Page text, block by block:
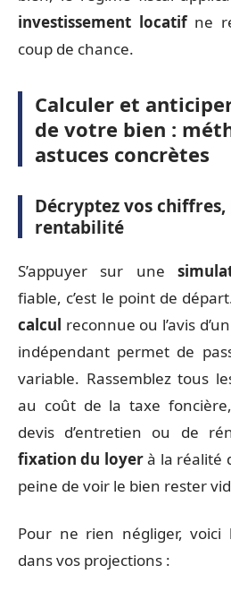
investissement locatifne
coup de chance.
Calculer et
de votre bien :
astuces concrètes
Décryptez vos
rentabilité
S’appuyer sur une
fiable, c’est le point de
calcul reconnue ou l’avis
indépendant permet de
variable. Rassemblez tous
au coût de la taxe
devis d’entretien ou de
fixation du loyerà la réalité
peine de voir le bien rester
Pour ne rien négliger,
dans vos projections :